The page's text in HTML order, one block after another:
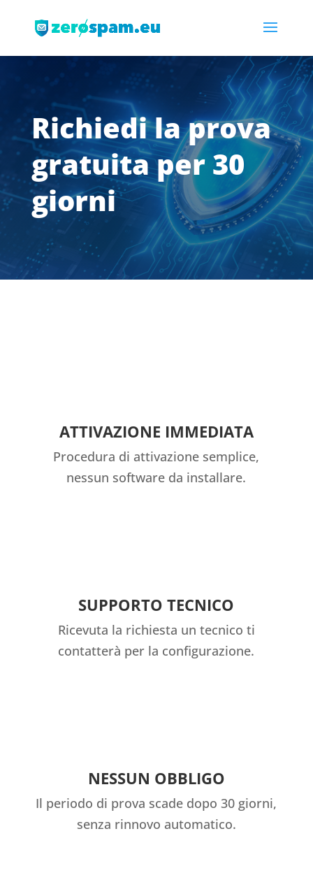
Richiedi la prova
gratuita per 30
giorni
ATTIVAZIONE IMMEDIATA
Procedura di attivazione semplice,
nessun software da installare.
SUPPORTO TECNICO
Ricevuta la richiesta un tecnico ti
contatterà per la configurazione.
NESSUN OBBLIGO
Il periodo di prova scade dopo 30 giorni,
senza rinnovo automatico.